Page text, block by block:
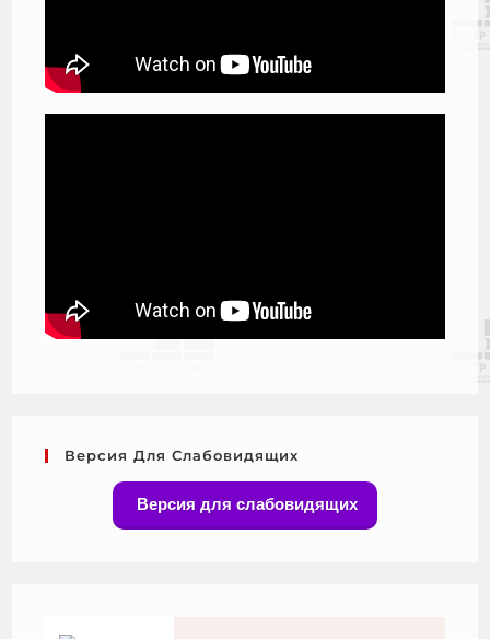
Версия Для Слабовидящих
Версия для слабовидящих